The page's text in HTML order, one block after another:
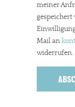
meiner
gespeichert
Mail an
widerrufen.